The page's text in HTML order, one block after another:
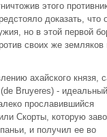
этого
доказать, что
но в этой первой
своих же земляков
ахайского князя,
Bruyeres) -
прославившийся
Скорты, которую
и получил ее во